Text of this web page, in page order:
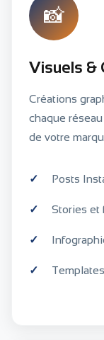
📸
Visuels &
Créations
chaque
de votre
Posts
Stories et